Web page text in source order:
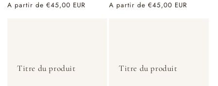
Prix
A partir de €45,00 EUR
Prix
A partir de €45,00 EUR
Titre du produit Titre du produit